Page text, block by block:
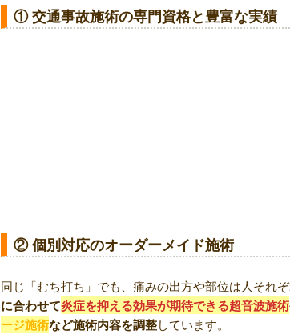
① 交通事故施術の専門資格と豊富な実績
② 個別対応のオーダーメイド施術
同じ「むち打ち」でも、痛みの出方や部位は人それ
に合わせて炎症を抑える効果が期待できる超音波施術
ージ施術など施術内容を調整しています。